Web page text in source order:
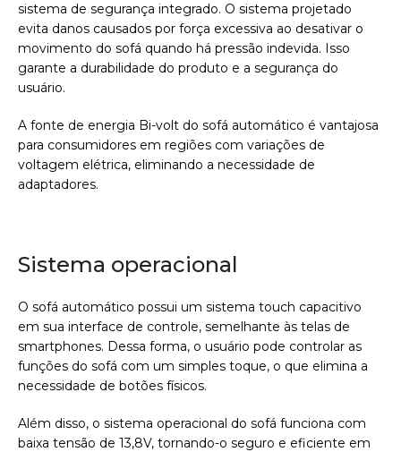
sistema de segurança integrado. O sistema projetado
evita danos causados por força excessiva ao desativar o
movimento do sofá quando há pressão indevida. Isso
garante a durabilidade do produto e a segurança do
usuário.
A fonte de energia Bi-volt do sofá automático é vantajosa
para consumidores em regiões com variações de
voltagem elétrica, eliminando a necessidade de
adaptadores.
Sistema operacional
O sofá automático possui um sistema touch capacitivo
em sua interface de controle, semelhante às telas de
smartphones. Dessa forma, o usuário pode controlar as
funções do sofá com um simples toque, o que elimina a
necessidade de botões físicos.
Além disso, o sistema operacional do sofá funciona com
baixa tensão de 13,8V, tornando-o seguro e eficiente em